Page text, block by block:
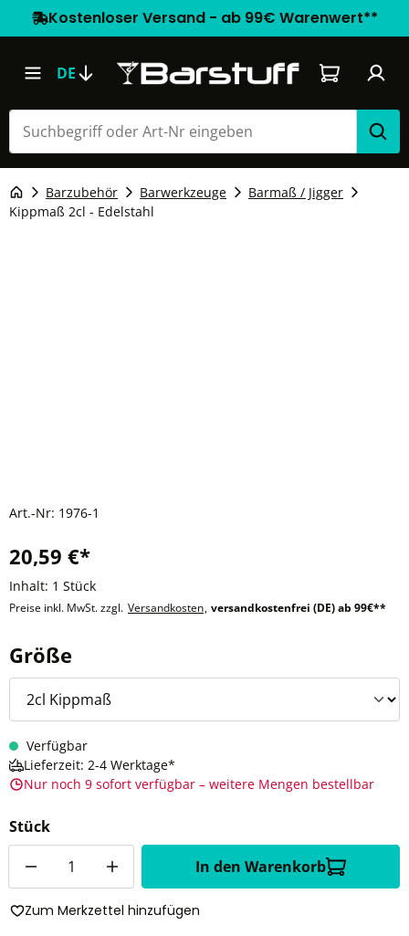
Kostenloser Versand - ab 99€ Warenwert**
DE Warenkorb
Barzubehör Barwerkzeuge
Barmaß / Jigger
Kippmaß 2cl - Edelstahl
Art.-Nr: 1976-1
20,59 €*
Inhalt: 1 Stück
Preise inkl. MwSt. zzgl. Versandkosten, versandkostenfrei (DE) ab 99€**
Größe
Verfügbar
Lieferzeit: 2-4 Werktage*
Nur noch 9 sofort verfügbar – weitere Mengen bestellbar
Stück
In den Warenkorb
Zum Merkzettel hinzufügen